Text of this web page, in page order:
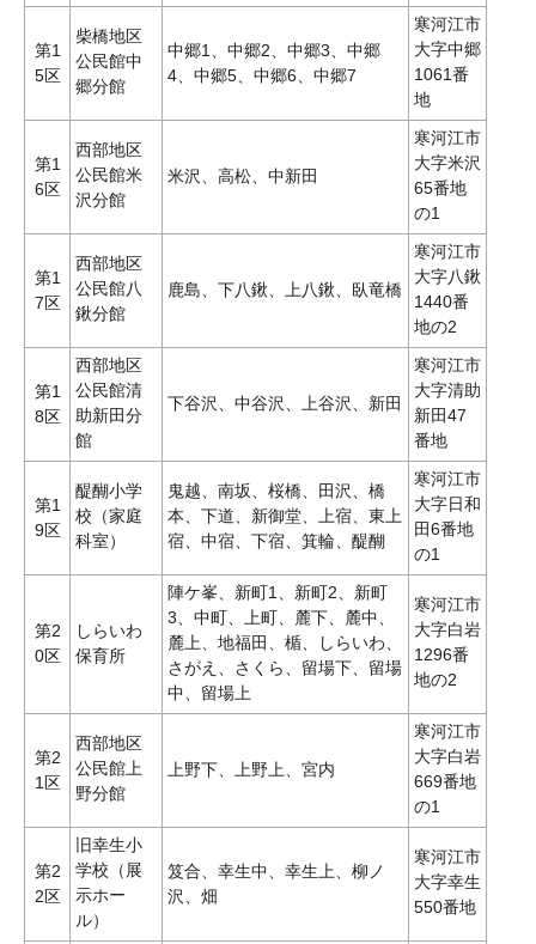
第1
5区
柴橋地区
公民館中
郷分館
中郷1、中郷2、中郷3、中郷
4、中郷5、中郷6、中郷7
寒河江市
大字中郷
1061番
地
第1
6区
西部地区
公民館米
沢分館
米沢、高松、中新田
寒河江市
大字米沢
65番地
の1
第1
7区
西部地区
公民館八
鍬分館
鹿島、下八鍬、上八鍬、臥竜橋
寒河江市
大字八鍬
1440番
地の2
第1
8区
西部地区
公民館清
助新田分
館
下谷沢、中谷沢、上谷沢、新田
寒河江市
大字清助
新田47
番地
第1
9区
醍醐小学
校（家庭
科室）
鬼越、南坂、桜橋、田沢、橋
本、下道、新御堂、上宿、東上
宿、中宿、下宿、箕輪、醍醐
寒河江市
大字日和
田6番地
の1
第2
0区
しらいわ
保育所
陣ケ峯、新町1、新町2、新町
3、中町、上町、麓下、麓中、
麓上、地福田、楯、しらいわ、
さがえ、さくら、留場下、留場
中、留場上
寒河江市
大字白岩
1296番
地の2
第2
1区
西部地区
公民館上
野分館
上野下、上野上、宮内
寒河江市
大字白岩
669番地
の1
第2
2区
旧幸生小
学校（展
示ホー
ル）
笈合、幸生中、幸生上、柳ノ
沢、畑
寒河江市
大字幸生
550番地